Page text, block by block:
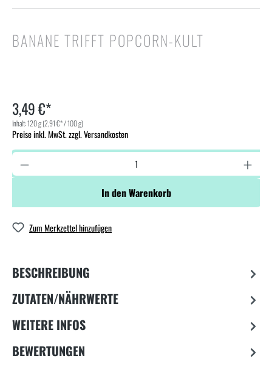
BANANE TRIFFT POPCORN-KULT
3,49 €*
Inhalt:120 g(2,91 €* / 100 g)
Preise inkl. MwSt. zzgl. Versandkosten
In den Warenkorb
Zum Merkzettel hinzufügen
BESCHREIBUNG
ZUTATEN/NÄHRWERTE
WEITERE INFOS
BEWERTUNGEN